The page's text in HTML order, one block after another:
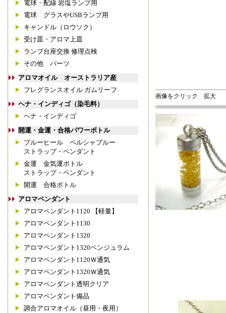
電球・配線 岩塩ランプ用
電球 グラスやUSBランプ用
キャンドル（ロウソク）
受け皿・アロマ上皿
ランプ台座交換 修理点検
その他 パーツ
アロマオイル オーストラリア産
フレグランスオイル ガムリーフ
ヘナ・インディゴ（染毛料）
ヘナ・インディゴ
開運・金運・合格パワーボトル
ブルーヒール ペルシャブルー
ストラップ・ペンダント
金運 金気運ボトル
ストラップ・ペンダント
開運 合格ボトル
アロマペンダント
アロマペンダント1120 【軽量】
アロマペンダント1130
アロマペンダント1320
アロマペンダント1320ペンジュラム
アロマペンダント1120Ｗ通気
アロマペンダント1320Ｗ通気
アロマペンダント透明クリア
アロマペンダント備品
調合アロマオイル（昼用・夜用）
画像をクリック 拡大